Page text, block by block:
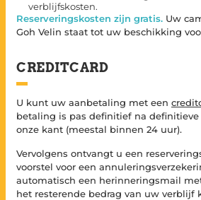
verblijfskosten.
Reserveringskosten zijn gratis. Uw
Goh Velin staat tot uw beschikking
CREDITCARD
U kunt uw aanbetaling met een
betaling is pas definitief na
onze kant (meestal binnen 24 uur).
Vervolgens ontvangt u een
voorstel voor een
automatisch een herinneringsmail
het resterende bedrag van uw verblijf